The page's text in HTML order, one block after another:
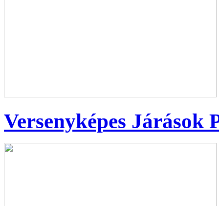
Versenyképes Járások